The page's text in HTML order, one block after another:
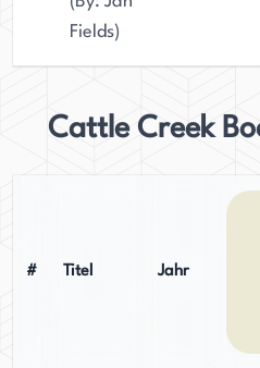
Fields)
Cattle Creek
# Titel Jahr